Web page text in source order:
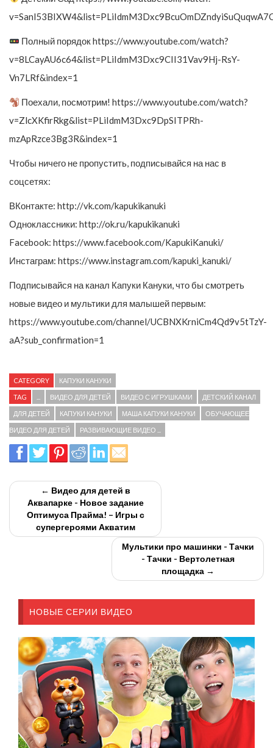
Полный порядок https://www.youtube.com/watch?
v=8LCayAU6c64&list=PLiIdmM3Dxc9CII31Vav9Hj-RsY-
Vn7LRf&index=1
Поехали, посмотрим! https://www.youtube.com/watch?
v=ZlcXKfirRkg&list=PLiIdmM3Dxc9DpSITPRh-
mzApRzce3Bg3R&index=1
Чтобы ничего не пропустить, подписывайся на нас в
соцсетях:
ВКонтакте: http://vk.com/kapukikanuki
Одноклассники: http://ok.ru/kapukikanuki
Facebook: https://www.facebook.com/KapukiKanuki/
Инстаграм: https://www.instagram.com/kapuki_kanuki/
Подписывайся на канал Капуки Кануки, что бы смотреть
новые видео и мультики для малышей первым:
https://www.youtube.com/channel/UCBNXKrniCm4Qd9v5tTzY-
aA?sub_confirmation=1
CATEGORY КАПУКИ КАНУКИ
TAG ВИДЕО ДЛЯ ДЕТЕЙ ВИДЕО С ИГРУШКАМИ ДЕТСКИЙ КАНАЛ
ДЛЯ ДЕТЕЙ КАПУКИ КАНУКИ МАША КАПУКИ КАНУКИ ОБУЧАЮЩЕЕ
ВИДЕО ДЛЯ ДЕТЕЙ РАЗВИВАЮЩИЕ ВИДЕО ...
← Видео для детей в
Аквапарке - Новое задание
Оптимуса Прайма! – Игры с
супергероями Акватим
Мультики про машинки - Тачки
- Тачки - Вертолетная
площадка →
НОВЫЕ СЕРИИ ВИДЕО